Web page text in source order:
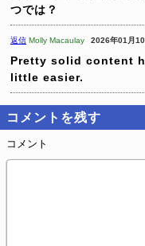
つでは？
返信 Molly Macaulay 2026年01月
Pretty solid content
little easier.
コメントを残す
コメント